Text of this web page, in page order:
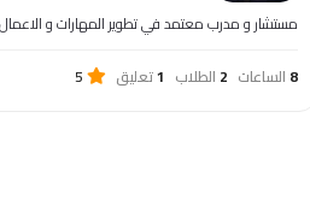
مستشار و مدرب معتمد في تطوير المهارات و الاعمال
8 الساعات 2 الطلاب 1تعليق 5